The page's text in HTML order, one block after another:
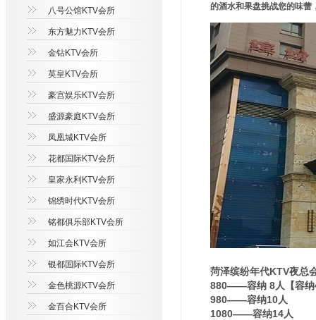
八号公馆KTV会所
东方魅力KTV会所
金钻KTV会所
英皇KTV会所
豪宫娱乐KTV会所
盛源豪庭KTV会所
凤凰城KTV会所
花都国际KTV会所
皇家永利KTV会所
锦绣时代KTV会所
铭都俱乐部KTV会所
如江会KTV会所
银都国际KTV会所
金色桃源KTV会所
金百合KTV会所
的酒水和果盘挑战您的味蕾
菏泽缤纷年代KTV夜总
880——容纳 8人【容纳
980——容纳10人
1080——容纳14人